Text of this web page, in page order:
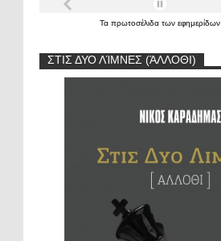
Τα πρωτοσέλιδα των εφημερίδων
ΣΤΙΣ ΔΥΟ ΛΊΜΝΕΣ (ΆΛΛΟΘΙ)